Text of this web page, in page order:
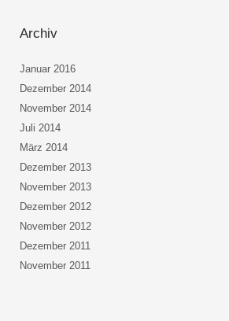
Archiv
Januar 2016
Dezember 2014
November 2014
Juli 2014
März 2014
Dezember 2013
November 2013
Dezember 2012
November 2012
Dezember 2011
November 2011